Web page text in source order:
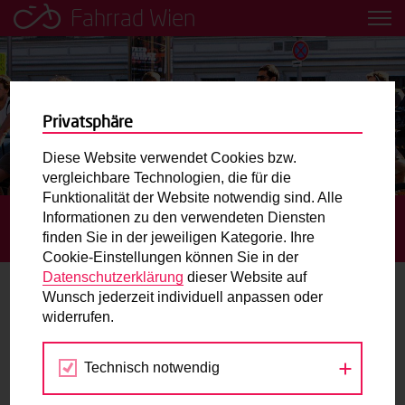
Fahrrad Wien
Leih dir einfach ein Transportfahrrad in deiner Nähe aus!
Mobilitätsbildung für Kinder und
Jugendliche
Radweg-Projektkarte
Routenplaner
Mit dem Fahrrad in Wien unterwegs? Hier finden Sie die
beste Route.
Wunschbox
Sie haben ein Anliegen zum Radverkehr? Schreiben Sie
STARTSEITE AKTUELLES
BAUARBEITEN AM
GASWERKSTEG
Bauarbeiten am Gaswerksteg
01.11.2021
Privatsphäre
Diese Website verwendet Cookies bzw.
vergleichbare Technologien, die für die
Funktionalität der Website notwendig sind. Alle
Informationen zu den verwendeten Diensten
finden Sie in der jeweiligen Kategorie. Ihre
Cookie-Einstellungen können Sie in der
Datenschutzerklärung dieser Website auf
Wunsch jederzeit individuell anpassen oder
widerrufen.
Technisch notwendig